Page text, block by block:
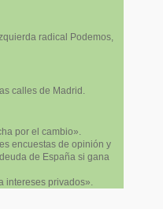
radical Podemos,
calles de Madrid.
por el cambio».
encuestas de opinión y
de España si gana
intereses privados».